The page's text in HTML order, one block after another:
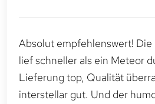
Absolut empfehlenswert!
lief schneller als ein Meteor
Lieferung top, Qualität
interstellar gut. Und der